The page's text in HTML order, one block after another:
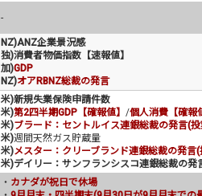
-
NZ)ANZ企業景況感
独)消費者物価指数【速報値】
加)GDP
NZ)オアRBNZ総裁の発言
米)新規失業保険申請件数
米)第2四半期GDP【確報値】 /個人消費【確報
米)ブラード：セントルイス連銀総裁の発言(
米)週間天然ガス貯蔵量
米)メスター：クリーブランド連銀総裁の発言
米)デイリー：サンフランシスコ連銀総裁の発
・ カナダが祝日で休場